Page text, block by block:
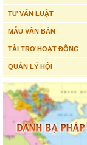
TƯ VẤN LUẬT
MẪU VĂN BẢN
TÀI TRỢ HOẠT ĐỘNG
QUẢN LÝ HỘI